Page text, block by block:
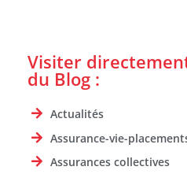
Visiter
du Blog :
Actualités
Assurance-vie-
Assurances collectives